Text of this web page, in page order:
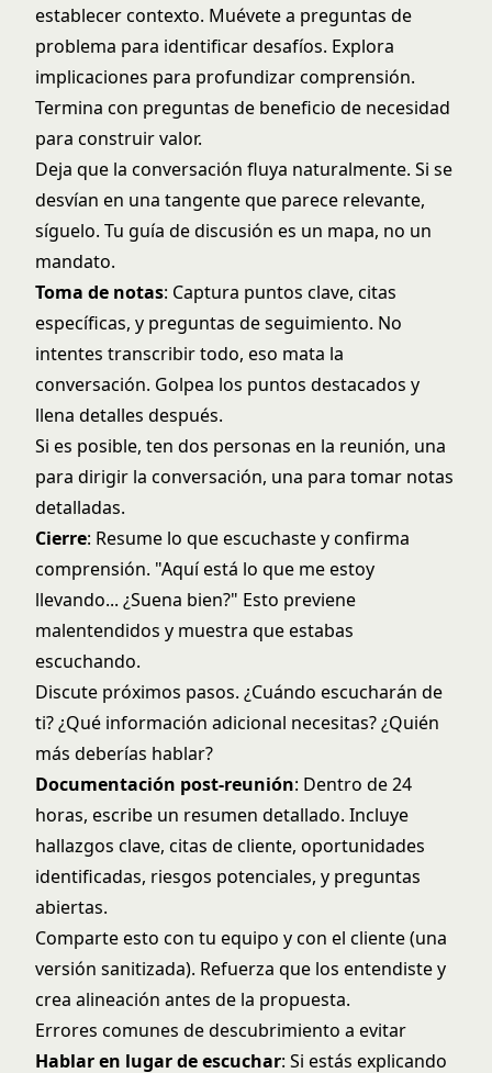
establecer contexto. Muévete a preguntas de
problema para identificar desafíos. Explora
implicaciones para profundizar comprensión.
Termina con preguntas de beneficio de necesidad
para construir valor.
Deja que la conversación fluya naturalmente. Si se
desvían en una tangente que parece relevante,
síguelo. Tu guía de discusión es un mapa, no un
mandato.
Toma de notas: Captura puntos clave, citas
específicas, y preguntas de seguimiento. No
intentes transcribir todo, eso mata la
conversación. Golpea los puntos destacados y
llena detalles después.
Si es posible, ten dos personas en la reunión, una
para dirigir la conversación, una para tomar notas
detalladas.
Cierre: Resume lo que escuchaste y confirma
comprensión. "Aquí está lo que me estoy
llevando... ¿Suena bien?" Esto previene
malentendidos y muestra que estabas
escuchando.
Discute próximos pasos. ¿Cuándo escucharán de
ti? ¿Qué información adicional necesitas? ¿Quién
más deberías hablar?
Documentación post-reunión: Dentro de 24
horas, escribe un resumen detallado. Incluye
hallazgos clave, citas de cliente, oportunidades
identificadas, riesgos potenciales, y preguntas
abiertas.
Comparte esto con tu equipo y con el cliente (una
versión sanitizada). Refuerza que los entendiste y
crea alineación antes de la propuesta.
Errores comunes de descubrimiento a evitar
Hablar en lugar de escuchar: Si estás explicando